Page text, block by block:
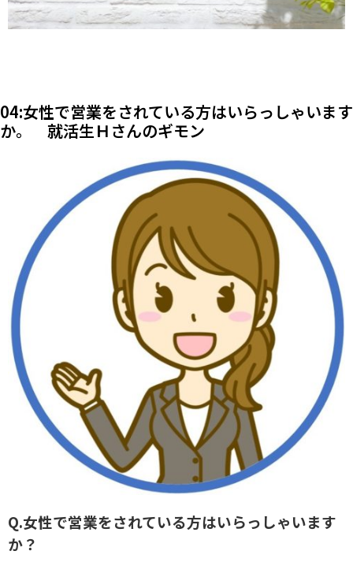
04:女性で営業をされている方はいらっしゃいます
か。 就活生Ｈさんのギモン
Q.女性で営業をされている方はいらっしゃいます
か？